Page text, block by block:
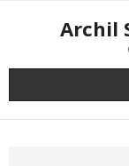
Archil